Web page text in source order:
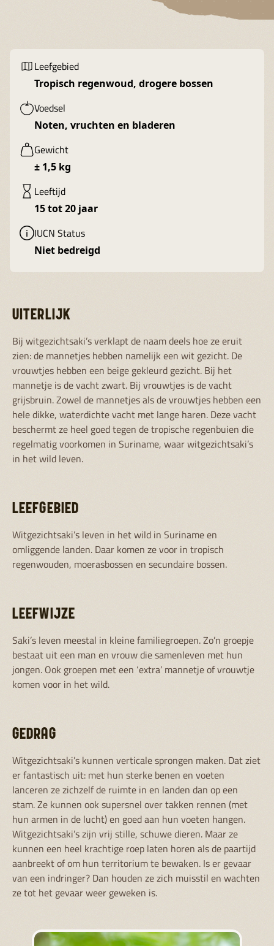
Leefgebied
Tropisch regenwoud, drogere bossen
Voedsel
Noten, vruchten en bladeren
Gewicht
± 1,5 kg
Leeftijd
15 tot 20 jaar
IUCN Status
Niet bedreigd
UITERLIJK
Bij witgezichtsaki’s verklapt de naam deels hoe ze eruit
zien: de mannetjes hebben namelijk een wit gezicht. De
vrouwtjes hebben een beige gekleurd gezicht. Bij het
mannetje is de vacht zwart. Bij vrouwtjes is de vacht
grijsbruin. Zowel de mannetjes als de vrouwtjes hebben een
hele dikke, waterdichte vacht met lange haren. Deze vacht
beschermt ze heel goed tegen de tropische regenbuien die
regelmatig voorkomen in Suriname, waar witgezichtsaki’s
in het wild leven.
LEEFGEBIED
Witgezichtsaki’s leven in het wild in Suriname en
omliggende landen. Daar komen ze voor in tropisch
regenwouden, moerasbossen en secundaire bossen.
LEEFWIJZE
Saki’s leven meestal in kleine familiegroepen. Zo’n groepje
bestaat uit een man en vrouw die samenleven met hun
jongen. Ook groepen met een ‘extra’ mannetje of vrouwtje
komen voor in het wild.
GEDRAG
Witgezichtsaki’s kunnen verticale sprongen maken. Dat ziet
er fantastisch uit: met hun sterke benen en voeten
lanceren ze zichzelf de ruimte in en landen dan op een
stam. Ze kunnen ook supersnel over takken rennen (met
hun armen in de lucht) en goed aan hun voeten hangen.
Witgezichtsaki’s zijn vrij stille, schuwe dieren. Maar ze
kunnen een heel krachtige roep laten horen als de paartijd
aanbreekt of om hun territorium te bewaken. Is er gevaar
van een indringer? Dan houden ze zich muisstil en wachten
ze tot het gevaar weer geweken is.